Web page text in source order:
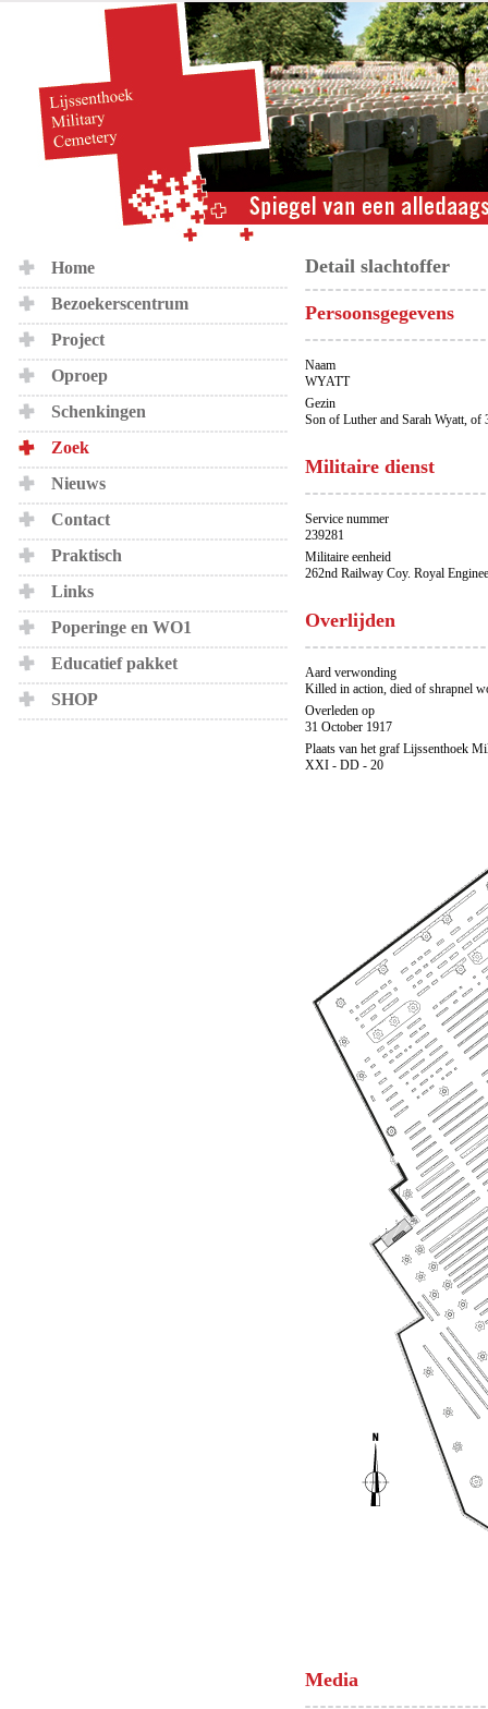
Home
Bezoekerscentrum
Project
Oproep
Schenkingen
Zoek
Nieuws
Contact
Praktisch
Links
Poperinge en WO1
Educatief pakket
SHOP
Detail slachtoffer
Persoonsgegevens
Naam
WYATT
Gezin
Son of Luther and Sarah Wyatt,
Militaire dienst
Service nummer
239281
Militaire eenheid
262nd Railway Coy. Royal
Overlijden
Aard verwonding
Killed in action, died of shrapnel
Overleden op
31 October 1917
Plaats van het graf Lijssenthoek
XXI - DD - 20
Media